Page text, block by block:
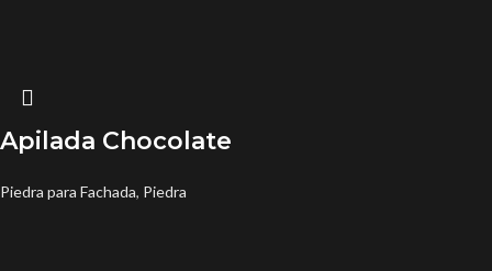
Apilada Chocolate
Piedra para Fachada, Piedra